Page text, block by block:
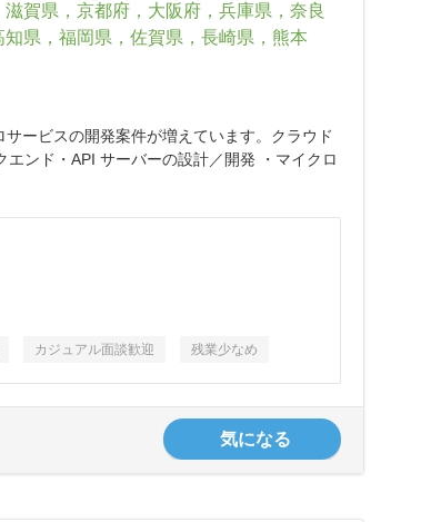
賀県，京都府，大阪府，兵庫県，奈良
県，福岡県，佐賀県，長崎県，熊本
ービスの開発案件が増えています。クラウド
ンド・API サーバーの設計／開発 ・マイクロ
カジュアル面談歓迎 残業少なめ
気になる